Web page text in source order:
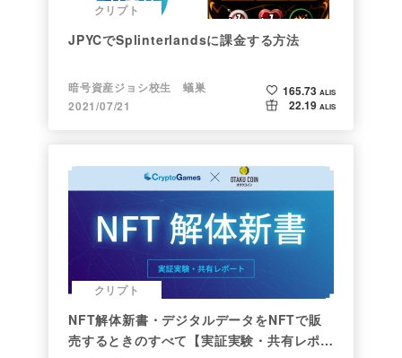
クリプト
JPYCでSplinterlandsに課金する方法
暗号資産ジョシ校生 蟻巣
2021/07/21
165.73 ALIS
22.19 ALIS
クリプト
NFT解体新書・デジタルデータをNFTで販
売するときのすべて【実証実験・共有レポー